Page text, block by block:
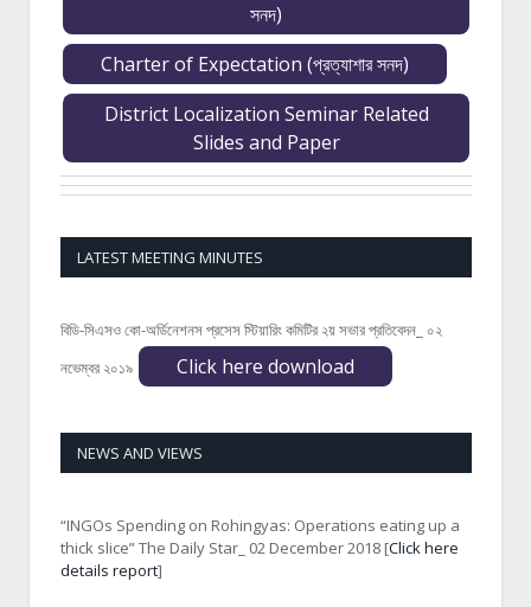
সনদ)
Charter of Expectation (প্রত্যাশার সনদ)
District Localization Seminar Related
Slides and Paper
LATEST MEETING MINUTES
বিডি-সিএসও কো-অর্ডিনেশনস প্রসেস স্টিয়ারিং কমিটির ২য় সভার প্রতিবেদন_ ০২
নভেম্বর ২০১৯
Click here download
NEWS AND VIEWS
“INGOs Spending on Rohingyas: Operations eating up a
thick slice” The Daily Star_ 02 December 2018 [Click here
details report]